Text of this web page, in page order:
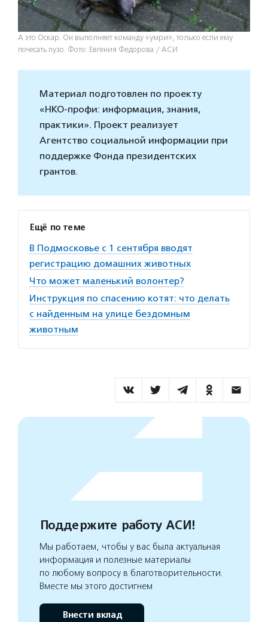
А это Оскар. Он выполняет команду «умри», только если ему
почесать пузо. Фото: Евгения Федорова / АСИ
Материал подготовлен по проекту
«НКО-профи: информация, знания,
практики». Проект реализует
Агентство социальной информации при
поддержке Фонда президентских
грантов.
Ещё по теме
В Подмосковье с 1 сентября вводят
регистрацию домашних животных
Что может маленький волонтер?
Инструкция по спасению котят: что делать
с найденным на улице бездомным
животным
Поддержите работу АСИ!
Мы работаем, чтобы у вас была актуальная
информация и полезные материалы
по любому вопросу в благотворительности.
Вместе мы этого достигнем
Внести вклад